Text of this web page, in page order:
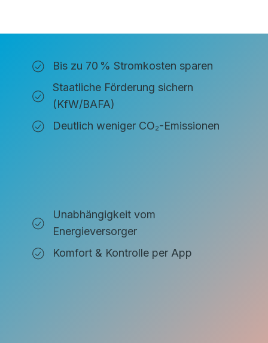
Bis zu 70 % Stromkosten sparen
Staatliche Förderung sichern
(KfW/BAFA)
Deutlich weniger CO₂-Emissionen
Unabhängigkeit vom
Energieversorger
Komfort & Kontrolle per App